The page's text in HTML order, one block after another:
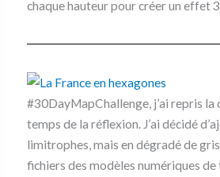
chaque hauteur pour créer un effet
#30DayMapChallenge, j’ai repris la
temps de la réflexion. J’ai décidé
limitrophes, mais en dégradé de
fichiers des modèles numériques